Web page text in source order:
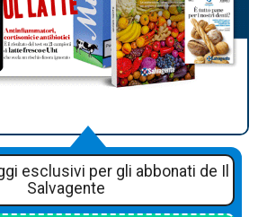
esclusivi per gli abbonati de Il
Salvagente